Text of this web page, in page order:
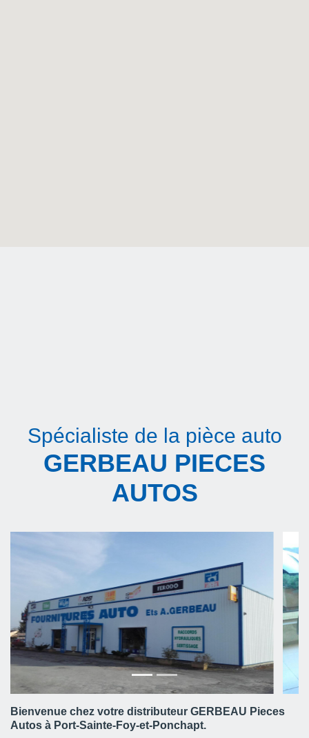
Spécialiste de la pièce auto
GERBEAU PIECES
AUTOS
Bienvenue chez votre distributeur GERBEAU Pieces
Autos à Port-Sainte-Foy-et-Ponchapt.